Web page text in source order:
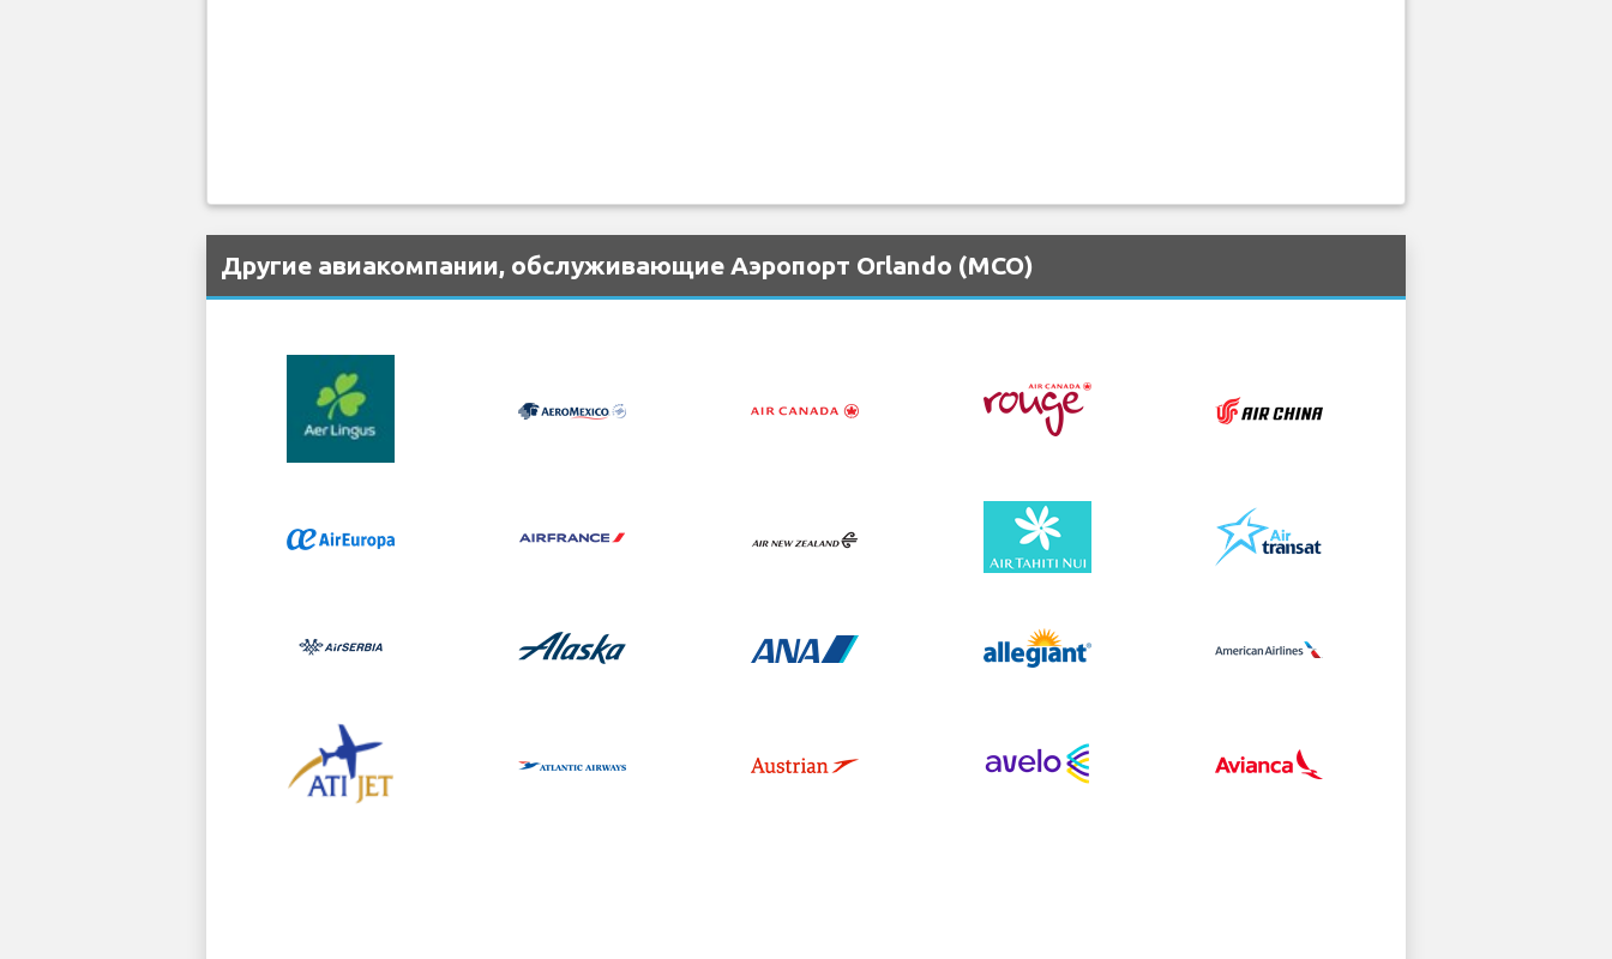
Другие авиакомпании, обслуживающие Аэропорт Orlando (MCO)